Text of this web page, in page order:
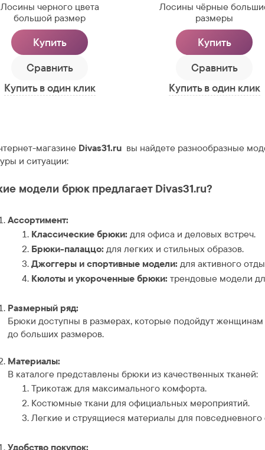
Лосины черного цвета
большой размер
Купить
Сравнить
Купить в один клик
Лосины чёрные
размеры
Купить
Сравнить
Купить в один клик
магазине Divas31.ru вы найдете разнообразные
и ситуации:
модели брюк предлагает Divas31.ru?
Ассортимент:
Классические брюки: для офиса и деловых встреч.
Брюки-палаццо: для легких и стильных образов.
Джоггеры и спортивные модели: для активного
Кюлоты и укороченные брюки: трендовые модели
Размерный ряд:
Брюки доступны в размерах, которые подойдут
до больших размеров.
Материалы:
В каталоге представлены брюки из качественных тканей:
Трикотаж для максимального комфорта.
Костюмные ткани для официальных мероприятий.
Легкие и струящиеся материалы для повседневного
Удобство покупок: